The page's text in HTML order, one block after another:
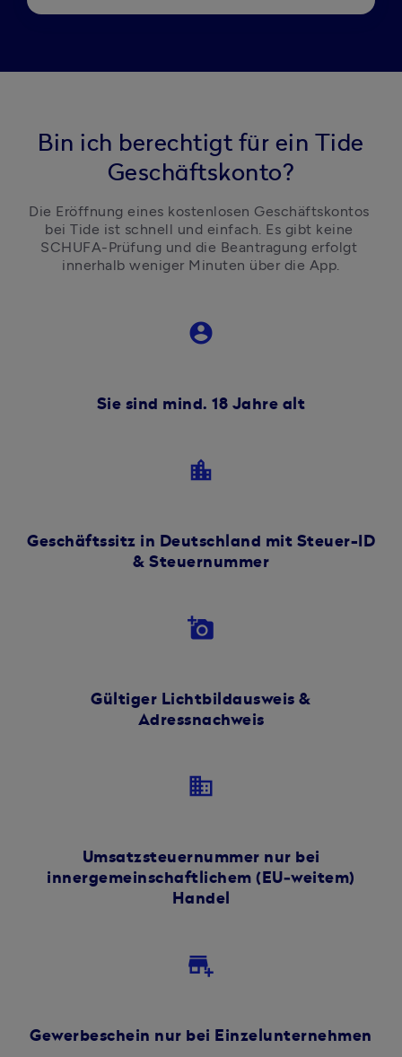
Bin ich berechtigt für ein Tide
Geschäftskonto?
Die Eröffnung eines kostenlosen Geschäftskontos
bei Tide ist schnell und einfach. Es gibt keine
SCHUFA-Prüfung und die Beantragung erfolgt
innerhalb weniger Minuten über die App.
account_circle
Sie sind mind. 18 Jahre alt
location_city
Geschäftssitz in Deutschland mit Steuer-ID
& Steuernummer
add_a_photo
Gültiger Lichtbildausweis &
Adressnachweis
business
Umsatzsteuernummer nur bei
innergemeinschaftlichem (EU‑weitem)
Handel
add_business
Gewerbeschein nur bei Einzelunternehmen